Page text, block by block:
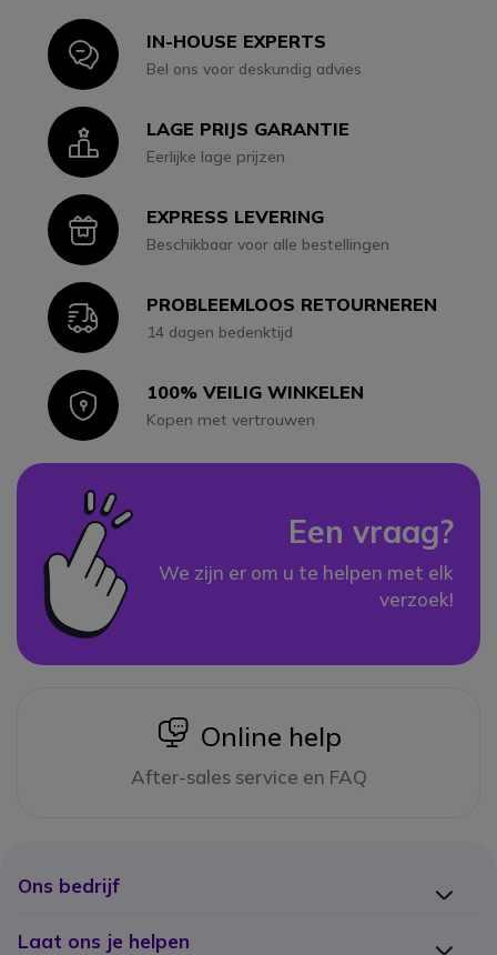
IconIN-HOUSE EXPERTS
Bel ons voor deskundig advies
IconLAGE PRIJS GARANTIE
Eerlijke lage prijzen
IconEXPRESS LEVERING
Beschikbaar voor alle bestellingen
IconPROBLEEMLOOS RETOURNEREN
14 dagen bedenktijd
Icon100% VEILIG WINKELEN
Kopen met vertrouwen
Een vraag?
We zijn er om u te helpen met elk
verzoek!
icon
Online help
After-sales service en FAQ
Ons bedrijf
Laat ons je helpen